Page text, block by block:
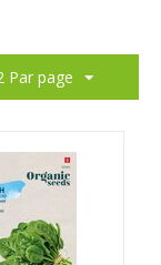
Par page